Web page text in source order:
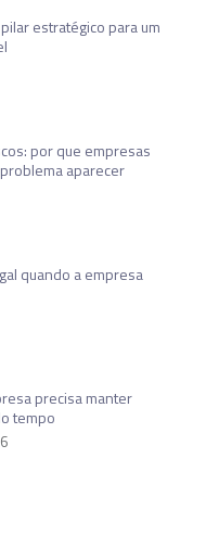
estratégico para um
por que empresas
aparecer
quando a empresa
precisa manter
tempo